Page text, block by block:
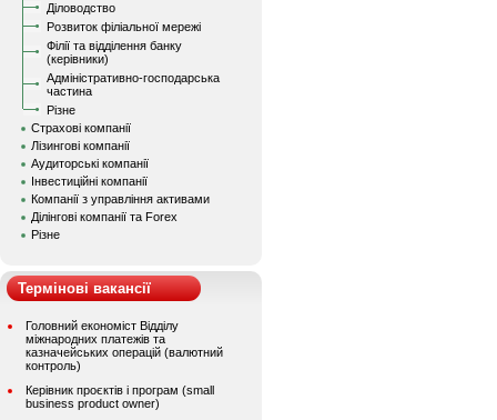
Діловодство
Розвиток філіальної мережі
Філії та відділення банку
(керівники)
Адміністративно-господарська
частина
Різне
Страхові компанії
Лізингові компанії
Аудиторські компанії
Інвестиційні компанії
Компанії з управління активами
Ділінгові компанії та Forex
Різне
Термінові вакансії
Головний економіст Відділу
міжнародних платежів та
казначейських операцій (валютний
контроль)
Керівник проєктів і програм (small
business product owner)